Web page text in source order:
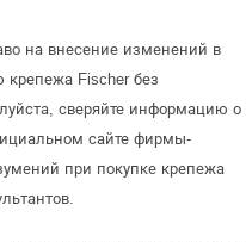
на внесение изменений в
Fischer без
сверяйте информацию о
сайте фирмы-
при покупке крепежа